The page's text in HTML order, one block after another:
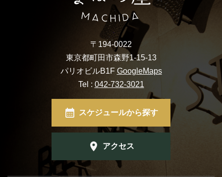
〒194-0022
東京都町田市森野1-15-13
パリオビルB1F GoogleMaps
Tel : 042-732-3021
スケジュールから探す
アクセス